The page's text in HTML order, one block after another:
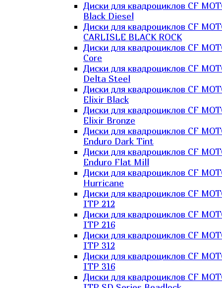
Диски для квадроциклов CF
Black Diesel
Диски для квадроциклов CF
CARLISLE BLACK ROCK
Диски для квадроциклов CF
Core
Диски для квадроциклов CF
Delta Steel
Диски для квадроциклов CF
Elixir Black
Диски для квадроциклов CF
Elixir Bronze
Диски для квадроциклов CF
Enduro Dark Tint
Диски для квадроциклов CF
Enduro Flat Mill
Диски для квадроциклов CF
Hurricane
Диски для квадроциклов CF
ITP 212
Диски для квадроциклов CF
ITP 216
Диски для квадроциклов CF
ITP 312
Диски для квадроциклов CF
ITP 316
Диски для квадроциклов CF